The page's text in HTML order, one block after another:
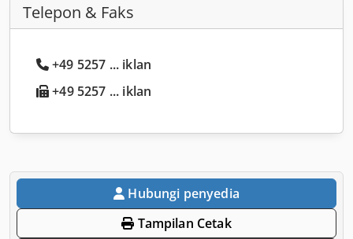
Telepon & Faks
+49 5257 ... iklan
+49 5257 ... iklan
Hubungi penyedia
Tampilan Cetak